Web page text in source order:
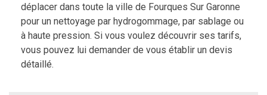
déplacer dans toute la ville de Fourques Sur Garonne
pour un nettoyage par hydrogommage, par sablage ou
à haute pression. Si vous voulez découvrir ses tarifs,
vous pouvez lui demander de vous établir un devis
détaillé.